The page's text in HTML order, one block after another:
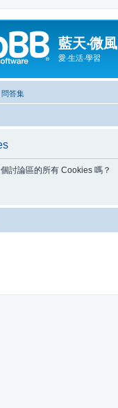
藍天‧微風
愛‧生活‧學習
問答集
討論區的所有 Cookies 嗎？